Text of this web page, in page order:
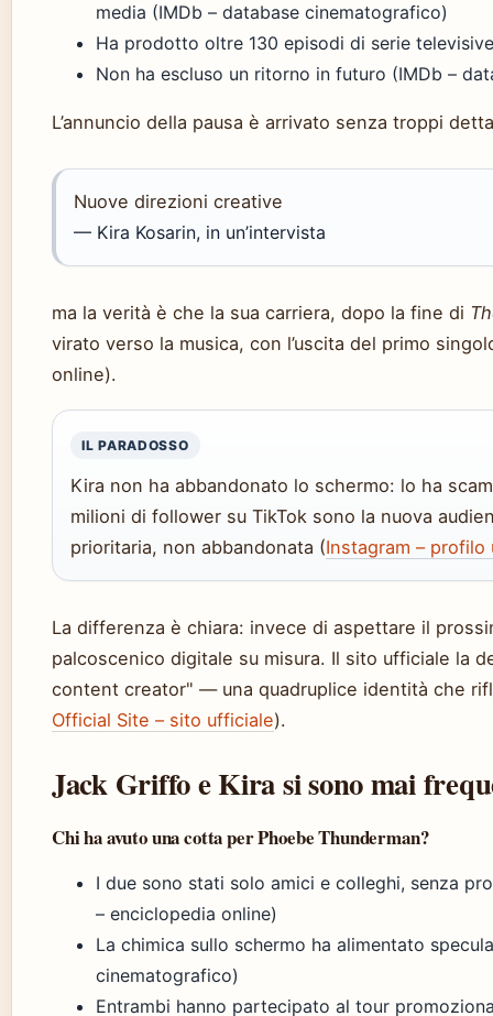
media (IMDb – database cinematografico)
Ha prodotto oltre 130 episodi di serie
Non ha escluso un ritorno in futuro (IMDb –
L’annuncio della pausa è arrivato senza troppi
Nuove direzioni creative
— Kira Kosarin, in un’intervista
ma la verità è che la sua carriera, dopo la fine di
virato verso la musica, con l’uscita del primo
online).
IL PARADOSSO
Kira non ha abbandonato lo schermo: lo ha
milioni di follower su TikTok sono la nuova
prioritaria, non abbandonata (Instagram – profilo
La differenza è chiara: invece di aspettare il
palcoscenico digitale su misura. Il sito ufficiale la
content creator — una quadruplice identità che
Official Site – sito ufficiale).
Jack Griffo e Kira si sono mai
Chi ha avuto una cotta per Phoebe Thunderman?
I due sono stati solo amici e colleghi, senza
– enciclopedia online)
La chimica sullo schermo ha alimentato
cinematografico)
Entrambi hanno partecipato al tour